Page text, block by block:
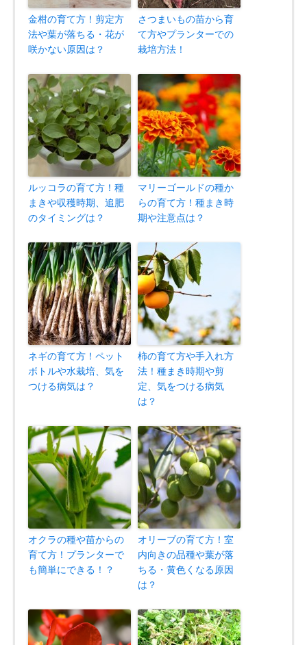
金柑の育て方！剪定方
法や葉が落ちる・花が
咲かない原因は？
さつまいもの苗から育
て方やプランターでの
栽培方法！
ルッコラの育て方！種
まきや収穫時期、追肥
のタイミングは？
マリーゴールドの種か
らの育て方！種まき時
期や注意点は？
ネギの育て方！ペット
ボトルや水栽培、気を
つける病気は？
柿の育て方や手入れ方
法！種まき時期や剪
定、気をつける病気
は？
オクラの種や苗からの
育て方！プランターで
も簡単にできる！？
オリーブの育て方！室
内向きの品種や葉が落
ちる・黄色くなる原因
は？